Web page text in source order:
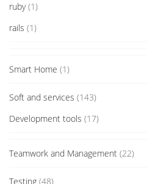
ruby(1)
rails (1)
Smart Home (1)
Soft and services (143)
Development tools (17)
Teamwork and Management (22)
Testing (48)